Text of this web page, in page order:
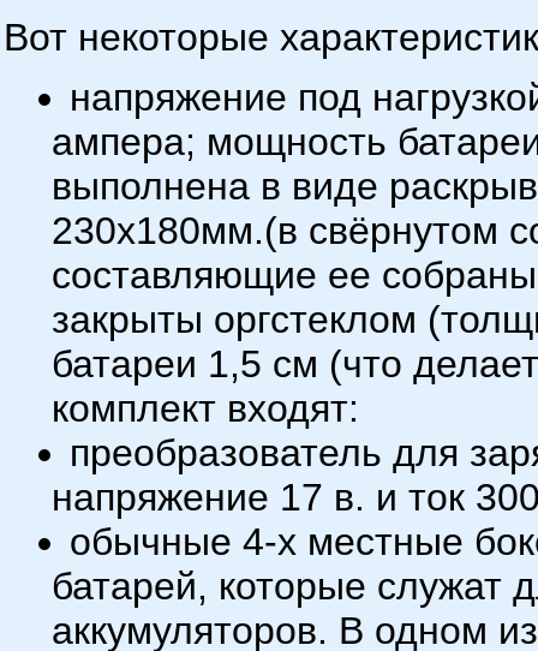
Вот некоторые
напряжение под
ампера; мощность
выполнена в виде
230х180мм.(в свёрнутом
составляющие ее
закрыты оргстеклом
батареи 1,5 см (что
комплект входят:
преобразователь для
напряжение 17 в. и ток
обычные 4-х местные
батарей, которые служат
аккумуляторов. В одном